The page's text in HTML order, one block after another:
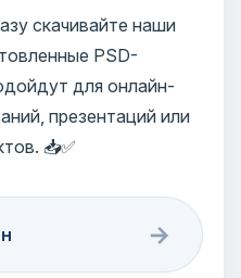
скачивайте наши
PSD-
для онлайн-
презентаций или
📥✅
→